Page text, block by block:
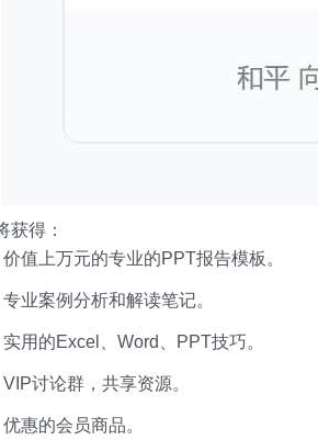
获得：
价值上万元的专业的PPT报告模板。
业案例分析和解读笔记。
用的Excel、Word、PPT技巧。
讨论群，共享资源。
惠的会员商品。